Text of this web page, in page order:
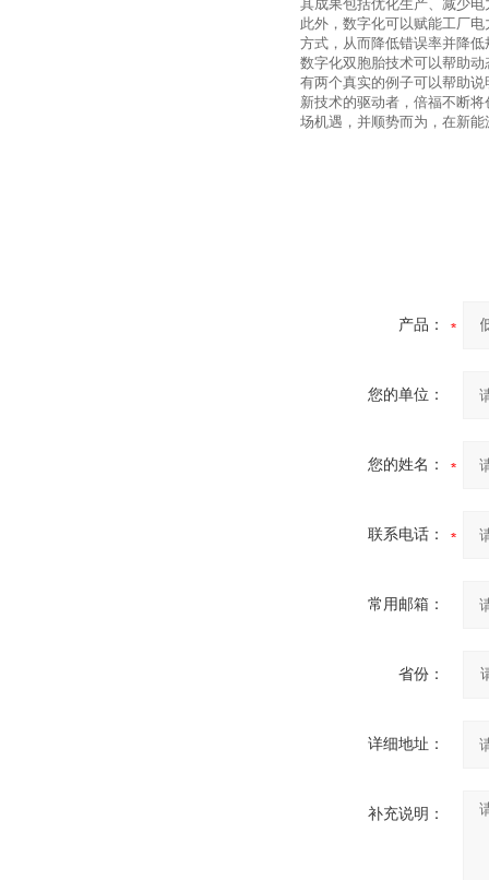
其成果包括优化生产、减少
此外，数字化可以赋能工厂
方式，从而降低错误率并降
数字化双胞胎技术可以帮助
有两个真实的例子可以帮助
新技术的驱动者，倍福不断
场机遇，并顺势而为，在新
产品：
您的单位：
您的姓名：
联系电话：
常用邮箱：
省份：
详细地址：
补充说明：